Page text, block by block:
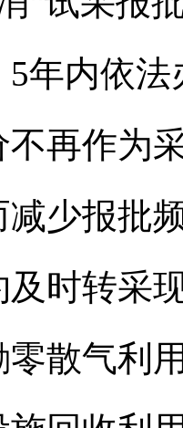
年内依
再作为
少报批
及时转采
气利用